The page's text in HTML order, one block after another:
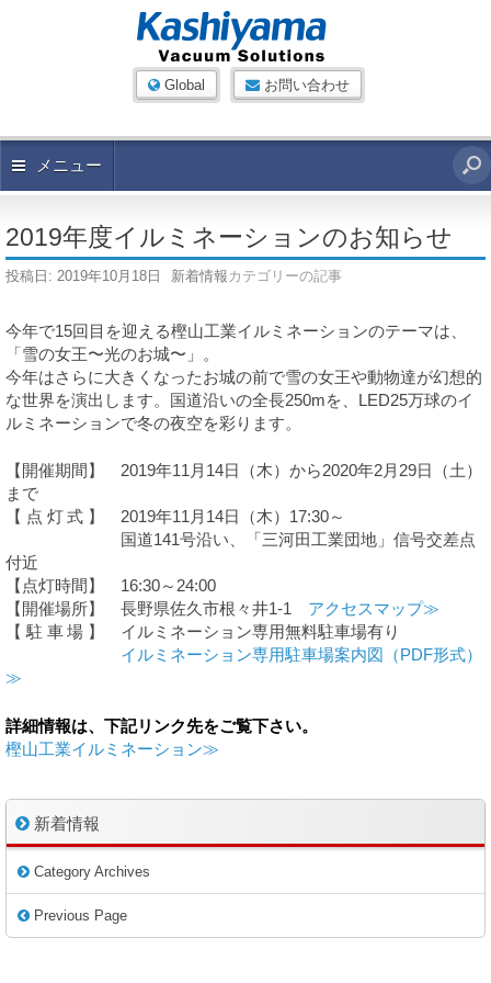
Global お問い合わせ
メニュー
2019年度イルミネーションのお知らせ
投稿日: 2019年10月18日 新着情報 カテゴリーの記事
今年で15回目を迎える樫山工業イルミネーションのテーマは、
「雪の⼥王〜光のお城〜」。
今年はさらに大きくなったお城の前で雪の⼥王や動物達が幻想的
な世界を演出します。国道沿いの全⻑250mを、LED25万球のイ
ルミネーションで冬の夜空を彩ります。
【開催期間】 2019年11月14日（木）から2020年2月29日（土）
まで
【点灯式 】 2019年11月14日（木）17:30～
国道141号沿い、「三河田工業団地」信号交差点
付近
【点灯時間】 16:30～24:00
【開催場所】 長野県佐久市根々井1-1 アクセスマップ≫
【駐車場 】 イルミネーション専用無料駐車場有り
イルミネーション専用駐車場案内図（PDF形式）
≫
詳細情報は、下記リンク先をご覧下さい。
樫山工業イルミネーション≫
新着情報
Category Archives
Previous Page